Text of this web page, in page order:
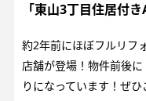
「東山3丁目住居付き
約2年前にほぼフルリフ
店舗が登場！物件前後
りになっています！ぜ